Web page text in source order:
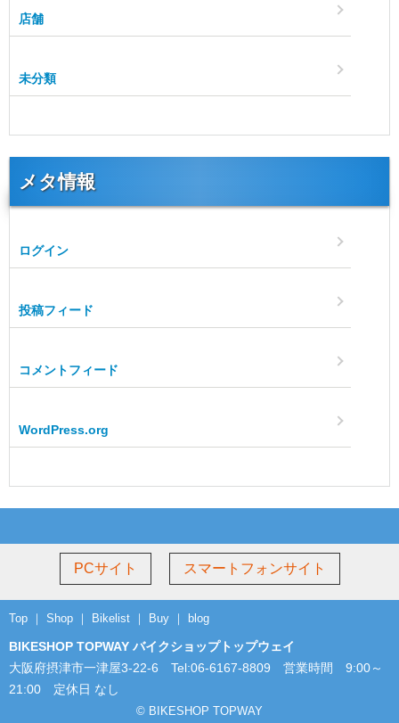
店舗
未分類
メタ情報
ログイン
投稿フィード
コメントフィード
WordPress.org
PCサイト スマートフォンサイト
Top ｜ Shop ｜ Bikelist ｜ Buy ｜ blog
BIKESHOP TOPWAY バイクショップトップウェイ
大阪府摂津市一津屋3-22-6 Tel:06-6167-8809 営業時間 9:00～
21:00 定休日 なし
© BIKESHOP TOPWAY